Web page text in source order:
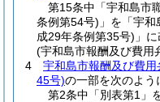
第15条中「宇和島市
条例第54号) 」を「宇
成29年条例第35号) 」
(宇和島市報酬及び費用
4
宇和島市報酬及び費用
45号)の一部を次のよう
第2条中「別表第1」